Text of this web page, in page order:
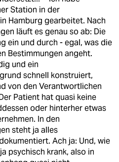
Station in der
Hamburg gearbeitet. Nach
läuft es genau so ab: Die
ein und durch - egal, was die
Bestimmungen angeht.
und ein
schnell konstruiert,
von den Verantwortlichen
Patient hat quasi keine
oder hinterher etwas
In den
steht ja alles
Ach ja: Und, wie
psychisch krank, also in